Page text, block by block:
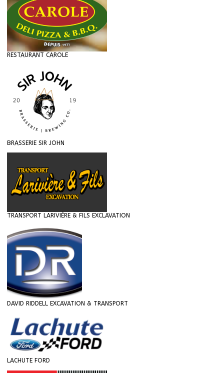
RESTAURANT CAROLE
BRASSERIE SIR JOHN
TRANSPORT LARIVIÈRE & FILS EXCLAVATION
DAVID RIDDELL EXCAVATION & TRANSPORT
LACHUTE FORD